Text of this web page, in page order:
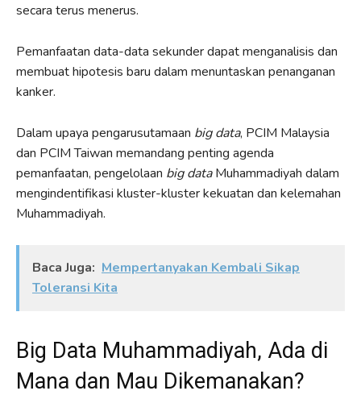
secara terus menerus.
Pemanfaatan data-data sekunder dapat menganalisis dan
membuat hipotesis baru dalam menuntaskan penanganan
kanker.
Dalam upaya pengarusutamaan big data, PCIM Malaysia
dan PCIM Taiwan memandang penting agenda
pemanfaatan, pengelolaan big dataMuhammadiyah dalam
mengindentifikasi kluster-kluster kekuatan dan kelemahan
Muhammadiyah.
Baca Juga: Mempertanyakan Kembali Sikap
Toleransi Kita
Big Data Muhammadiyah, Ada di
Mana dan Mau Dikemanakan?